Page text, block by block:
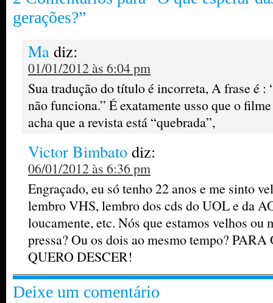
gerações?”
Ma diz:
01/01/2012 às 6:04 pm
Sua tradução do título é incorreta, A frase é :
não funciona.” É exatamente usso que o
acha que a revista está “quebrada”,
Victor Bimbato diz:
06/01/2012 às 6:36 pm
Engraçado, eu só tenho 22 anos e me sinto
lembro VHS, lembro dos cds do UOL e da
loucamente, etc. Nós que estamos velhos ou
pressa? Ou os dois ao mesmo tempo?
QUERO DESCER!
Deixe um comentário